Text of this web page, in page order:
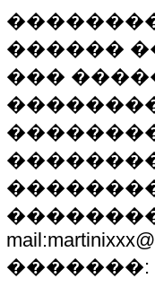
������
���
�������: